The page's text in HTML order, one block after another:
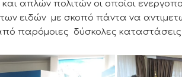
και απλών πολιτών οι οποίοι
ειδών με σκοπό πάντα να
παρόμοιες δύσκολες καταστάσεις